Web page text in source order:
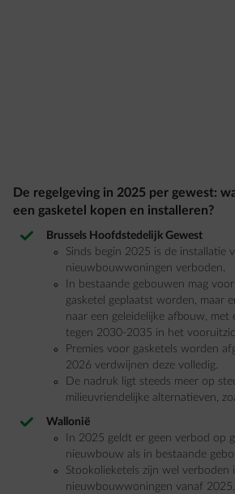
De regelgeving in 2025 per gewest:
een gasketel kopen en installeren?
Brussels Hoofdstedelijk Gewest
Sinds begin 2025 is de installatie
nieuwbouwwoningen verboden.
In bestaande gebouwen mag
gasketel geplaatst worden, maar
naar een geleidelijke afbouw, met
tegen 2030-2035 in het
Premies voor gasketels worden
2026 verdwijnen deze volledig.
De nadruk ligt steeds meer op
milieuvriendelijke alternatieven,
Wallonië
In 2025 geldt er geen verbod op
nieuwbouw als in bestaande
Stookolieketels zijn wel verboden
nieuwbouwwoningen vanaf